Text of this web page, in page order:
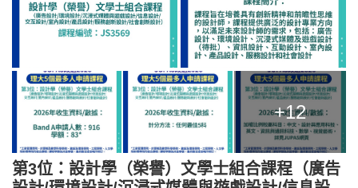
+12
第3位：設計學（榮譽）文學士組合課程（廣告